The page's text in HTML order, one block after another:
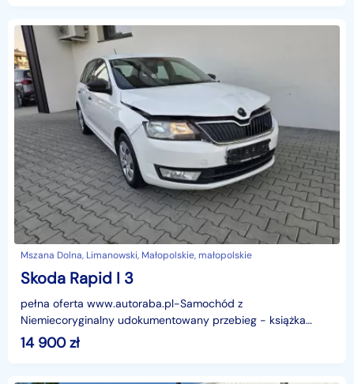
Mszana Dolna, Limanowski, Małopolskie, małopolskie
Skoda Rapid I 3
pełna oferta www.autoraba.pl-Samochód z
Niemiecoryginalny udokumentowany przebieg - książka
serwisowawpisujemy przebieg na fakturze-samochód lekko
uszkodzony, w
14 900zł